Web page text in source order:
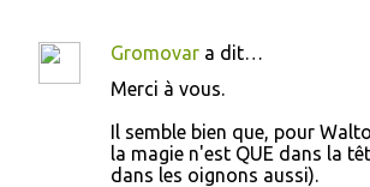
Gromovar a dit…
Merci à vous.
Il semble bien que, pour
la magie n'est QUE dans la
dans les oignons aussi).